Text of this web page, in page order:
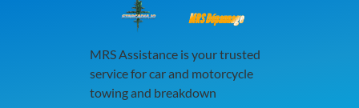
MRS Dépannage
MRS Assistance is your trusted
service for car and motorcycle
towing and breakdown